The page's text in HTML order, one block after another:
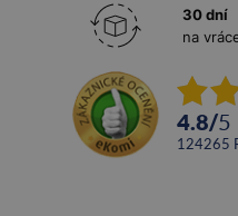
30 dní
na
4.8/5
124265